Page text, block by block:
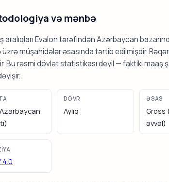
və mənbə
aralıqları Evalon tərəfindən Azərbaycan
üzrə müşahidələr əsasında tərtib edilmişdir.
Bu rəsmi dövlət statistikası deyil — faktiki maaş
DÖVR
Aylıq
ƏSAS
Gross
əvvəl)
4.0